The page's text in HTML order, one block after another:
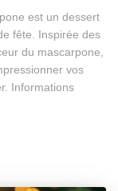
est un dessert
fête. Inspirée des
du mascarpone,
vos
Informations